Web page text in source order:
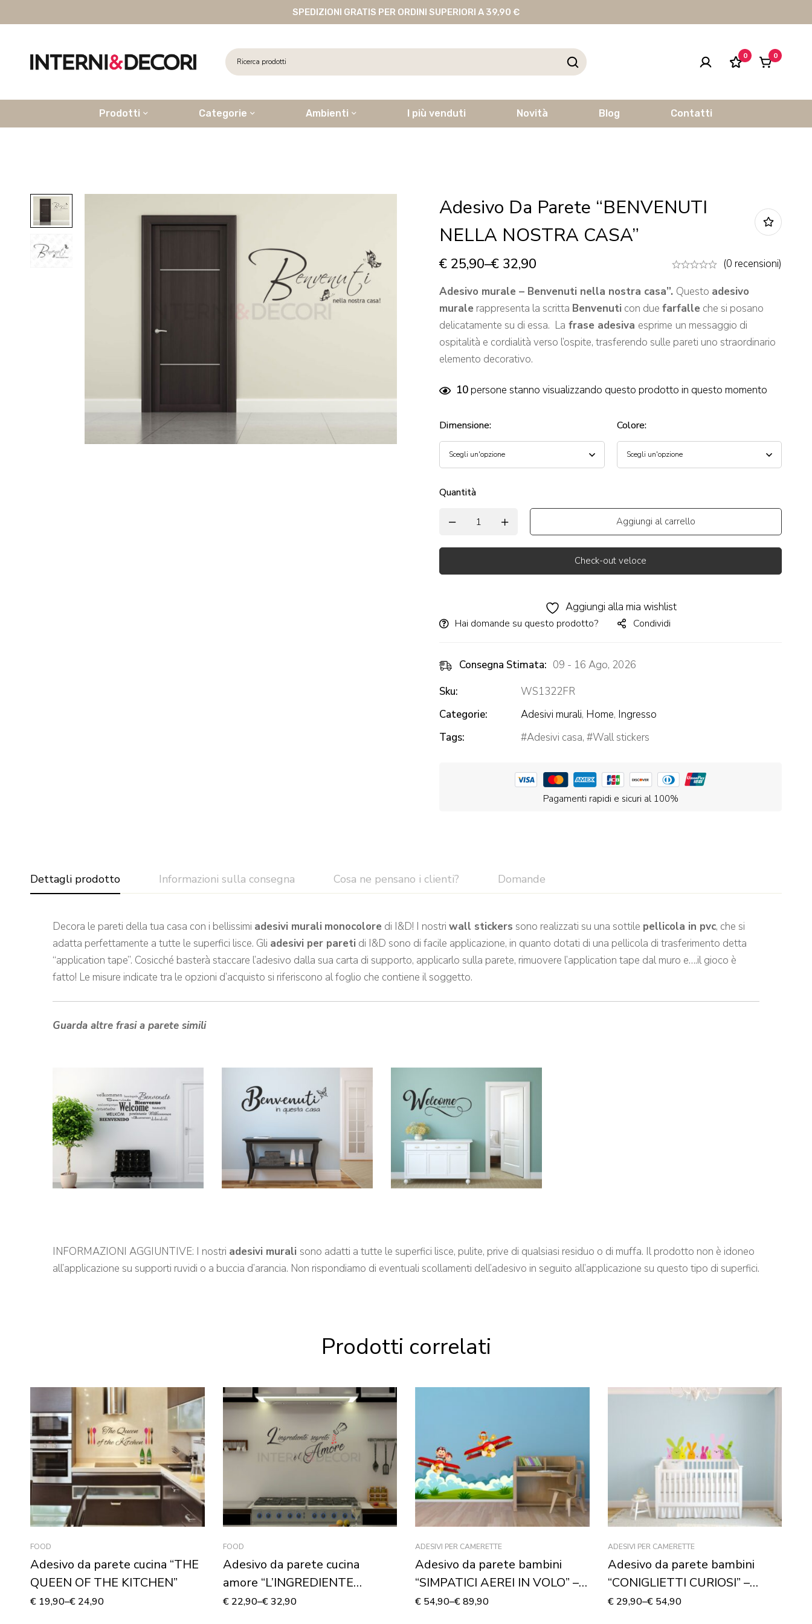
SPEDIZIONI GRATIS PER ORDINI SUPERIORI A 39,90 €
0 0
Prodotti Categorie Ambienti I più venduti Novità Blog Contatti
Adesivo Da Parete “BENVENUTI
NELLA NOSTRA CASA”
€ 25,90–€ 32,90
(0 recensioni)
Adesivo murale – Benvenuti nella nostra casa”. Questo adesivo
murale rappresenta la scritta Benvenuti con due farfalle che si posano
delicatamente su di essa. La frase adesiva esprime un messaggio di
ospitalità e cordialità verso l’ospite, trasferendo sulle pareti uno straordinario
elemento decorativo.
10persone stanno visualizzando questo prodotto in questo momento
Dimensione: Colore:
Quantità
Aggiungi al carrello
Check-out veloce
Aggiungi alla mia wishlist
Hai domande su questo prodotto? Condividi
Consegna Stimata: 09 - 16 Ago, 2026
Sku:
WS1322FR
Categorie:
Adesivi murali, Home, Ingresso
Tags:
Adesivi casa, Wall stickers
Pagamenti rapidi e sicuri al 100%
Dettagli prodotto Informazioni sulla consegna Cosa ne pensano i clienti? Domande
Decora le pareti della tua casa con i bellissimi adesivi murali monocolore di I&D! I nostri wall stickers sono realizzati su una sottile pellicola in pvc, che si
adatta perfettamente a tutte le superfici lisce. Gli adesivi per pareti di I&D sono di facile applicazione, in quanto dotati di una pellicola di trasferimento detta
“application tape”. Cosicché basterà staccare l’adesivo dalla sua carta di supporto, applicarlo sulla parete, rimuovere l’application tape dal muro e….il gioco è
fatto! Le misure indicate tra le opzioni d’acquisto si riferiscono al foglio che contiene il soggetto.
Guarda altre frasi a parete simili
INFORMAZIONI AGGIUNTIVE: I nostri adesivi murali sono adatti a tutte le superfici lisce, pulite, prive di qualsiasi residuo o di muffa. Il prodotto non è idoneo
all’applicazione su supporti ruvidi o a buccia d’arancia. Non rispondiamo di eventuali scollamenti dell’adesivo in seguito all’applicazione su questo tipo di superfici.
Prodotti correlati
FOOD
Adesivo da parete cucina “THE
QUEEN OF THE KITCHEN”
€ 19,90–€ 24,90
FOOD
Adesivo da parete cucina
amore “L’INGREDIENTE
SEGRETO”
€22,90–€32,90
ADESIVI PER CAMERETTE
Adesivo da parete bambini
“SIMPATICI AEREI IN VOLO” –
Adesivo murale
€ 54,90–€89,90
ADESIVI PER CAMERETTE
Adesivo da parete bambini
“CONIGLIETTI CURIOSI” –
Adesivo murale
€29,90–€54,90